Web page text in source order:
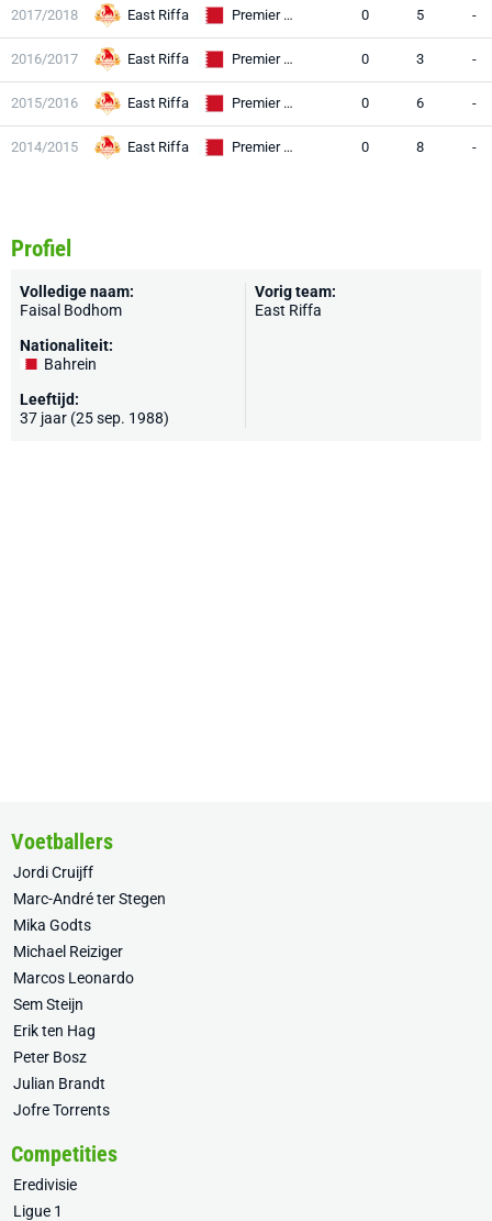
2017/2018 East Riffa Premier League 0 5 -
2016/2017 East Riffa Premier League 0 3 -
2015/2016 East Riffa Premier League 0 6 -
2014/2015 East Riffa Premier League 0 8 -
Profiel
Volledige naam:
Faisal Bodhom
Nationaliteit:
Bahrein
Leeftijd:
37 jaar (25 sep. 1988)
Vorig team:
East Riffa
Voetballers
Jordi Cruijff
Marc-André ter Stegen
Mika Godts
Michael Reiziger
Marcos Leonardo
Sem Steijn
Erik ten Hag
Peter Bosz
Julian Brandt
Jofre Torrents
Competities
Eredivisie
Ligue 1